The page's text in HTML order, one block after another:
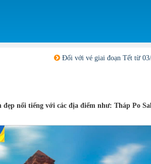
Đối với vé giai đoạn Tết từ 03/02/2026 - 08/03/
nổi tiếng với các địa điểm như: Tháp Po